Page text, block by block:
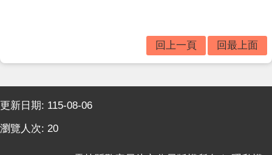
連
回上一頁 回最上面
更新日期: 115-08-06
瀏覽人次: 20